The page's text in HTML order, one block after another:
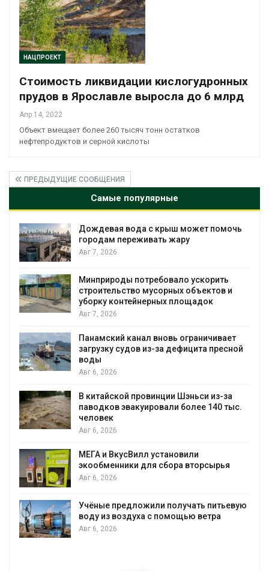
НАЦПРОЕКТ
Стоимость ликвидации кислогудронных
прудов в Ярославле выросла до 6 млрд
Апр 14, 2022
Объект вмещает более 260 тысяч тонн остатков
нефтепродуктов и серной кислоты
ПРЕДЫДУЩИЕ СООБЩЕНИЯ
Самые популярные
Дождевая вода с крыш может помочь
городам переживать жару
Авг 7, 2026
Минприроды потребовало ускорить
строительство мусорных объектов и
уборку контейнерных площадок
Авг 7, 2026
Панамский канал вновь ограничивает
загрузку судов из-за дефицита пресной
воды
Авг 6, 2026
В китайской провинции Шэньси из-за
паводков эвакуировали более 140 тыс.
человек
Авг 6, 2026
МЕГА и ВкусВилл установили
экообменники для сбора вторсырья
Авг 6, 2026
Учёные предложили получать питьевую
воду из воздуха с помощью ветра
Авг 6, 2026